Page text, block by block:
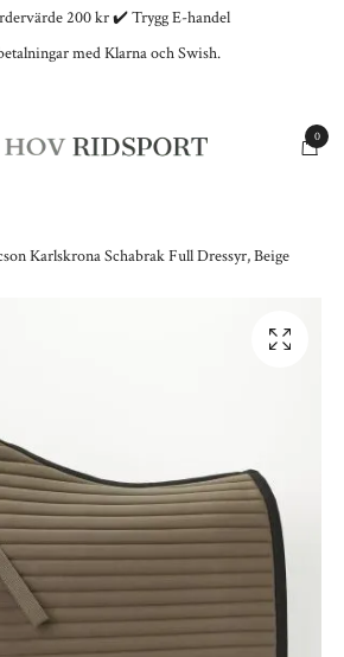
200 kr ✔️ Trygg E-handel
med Klarna och Swish.
0
Karlskrona Schabrak Full Dressyr, Beige